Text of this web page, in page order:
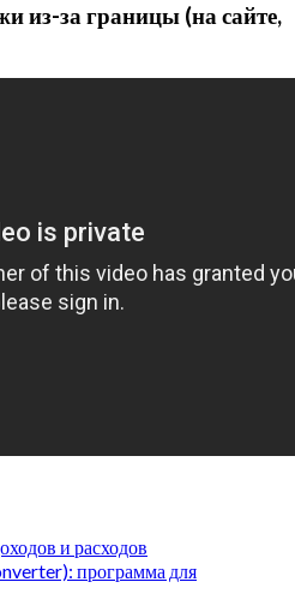
из-за границы (на сайте,
и расходов
программа для